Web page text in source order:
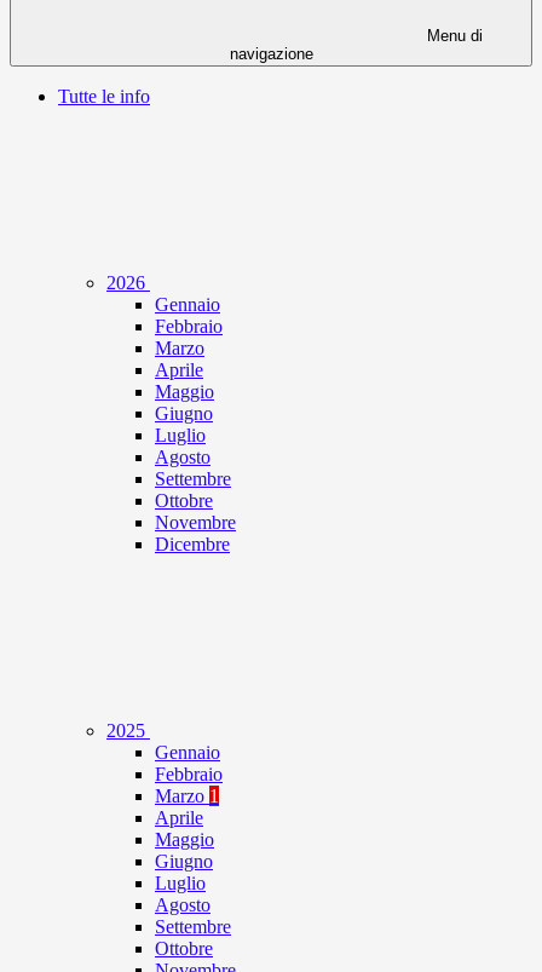
Menu di
navigazione
Tutte le info
2026
Gennaio
Febbraio
Marzo
Aprile
Maggio
Giugno
Luglio
Agosto
Settembre
Ottobre
Novembre
Dicembre
2025
Gennaio
Febbraio
Marzo 1
Aprile
Maggio
Giugno
Luglio
Agosto
Settembre
Ottobre